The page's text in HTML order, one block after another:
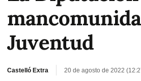
Juventud
Castelló Extra 20 de agosto de 2022